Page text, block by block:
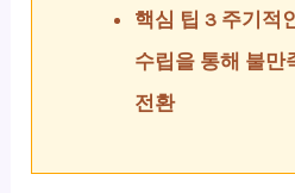
핵심 팁 3 주기적
수립을 통해 불만
전환